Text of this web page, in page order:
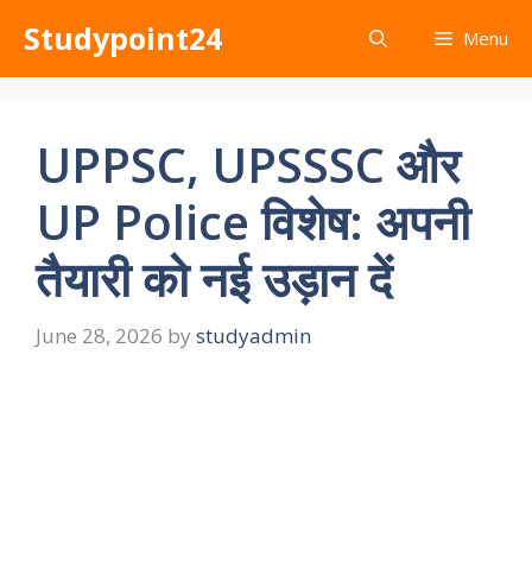
content
Studypoint24 Menu
UPPSC, UPSSSC और
UP Police विशेष: अपनी
तैयारी को नई उड़ान दें
June 28, 2026 by studyadmin